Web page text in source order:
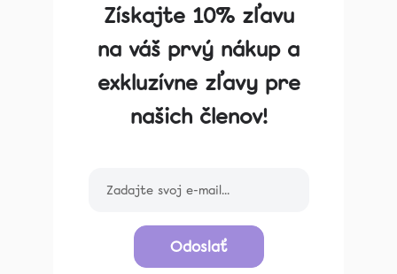
Získajte 10% zľavu
na váš prvý nákup a
exkluzívne zľavy pre
našich členov!
Odoslať